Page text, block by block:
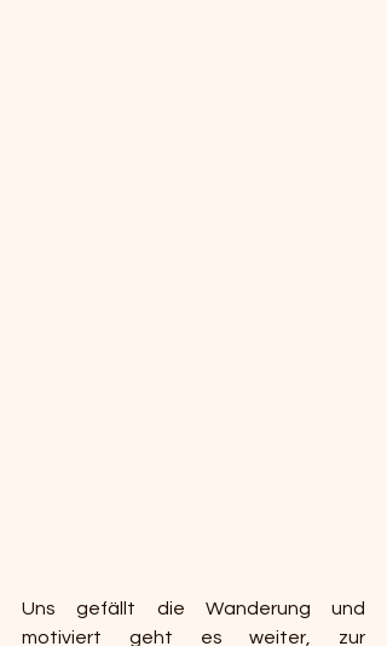
Uns gefällt die Wanderung und